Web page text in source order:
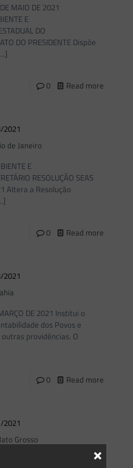
MAIO DE 2021
E
DO
DO PRESIDENTE Dispõe
0 Read more
2021
de Janeiro
E
RESOLUÇÃO SEAS
Altera a Resolução
0 Read more
2021
DE 2021 Institui o
dos Povos e
providências. O
0 Read more
2021
Grosso
1, DE 22 DE JANEIRO DE ×